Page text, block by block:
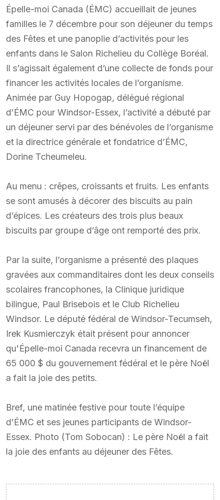
Épelle-moi Canada (ÉMC) accueillait de jeunes
familles le 7 décembre pour son déjeuner du temps
des Fêtes et une panoplie d’activités pour les
enfants dans le Salon Richelieu du Collège Boréal.
Il s’agissait également d’une collecte de fonds pour
financer les activités locales de l’organisme.
Animée par Guy Hopogap, délégué régional
d’ÉMC pour Windsor-Essex, l’activité a débuté par
un déjeuner servi par des bénévoles de l’organisme
et la directrice générale et fondatrice d’ÉMC,
Dorine Tcheumeleu.
Au menu : crêpes, croissants et fruits. Les enfants
se sont amusés à décorer des biscuits au pain
d’épices. Les créateurs des trois plus beaux
biscuits par groupe d’âge ont remporté des prix.
Par la suite, l’organisme a présenté des plaques
gravées aux commanditaires dont les deux conseils
scolaires francophones, la Clinique juridique
bilingue, Paul Brisebois et le Club Richelieu
Windsor. Le député fédéral de Windsor-Tecumseh,
Irek Kusmierczyk était présent pour annoncer
qu'Épelle-moi Canada recevra un financement de
65 000 $ du gouvernement fédéral et le père Noël
a fait la joie des petits.
Bref, une matinée festive pour toute l’équipe
d’ÉMC et ses jeunes participants de Windsor-
Essex. Photo (Tom Sobocan) : Le père Noël a fait
la joie des enfants au déjeuner des Fêtes.